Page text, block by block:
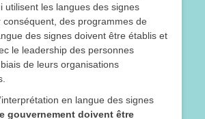
utilisent les langues des signes
conséquent, des programmes de
des signes doivent être établis et
le leadership des personnes
de leurs organisations
en langue des signes
gouvernement doivent être